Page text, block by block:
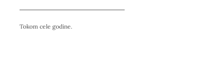
Tokom cele godine.